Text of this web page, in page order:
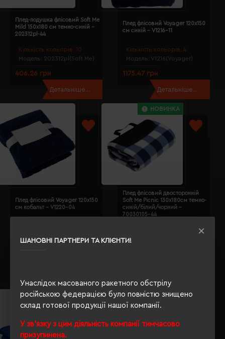
ШАНОВНІ ПАРТНЕРИ ТА КЛІЄНТИ!
Унаслідок масованого ракетного обстрілу
російською федерацією було повністю знищено
склад готової продукції нашої компанії.
У зв'язку з цим діяльність компанії тимчасово
призупинена.
Кількість кольорів: 10
Модель: 202312pl(Soft Me)
Плед-подушка флісовий Soft Me
Mild 150х180 см темно-синій -
202312pl-44
406.26 грн
Детальніше...
Кількість кольорів: 4
Модель: V1216(Voyager)
Плед флісовий Voyager 120х150
см синій - V1216-11
1175.47 грн
Детальніше...
Плед флісовий Voyager 120х150
см кобальт - V1220-04
НОВИНКА
Me)
Плед флісовий двосторонній
Soft Me Picnic 130х180см темно-
синій/білий/чорний -
70030105-44